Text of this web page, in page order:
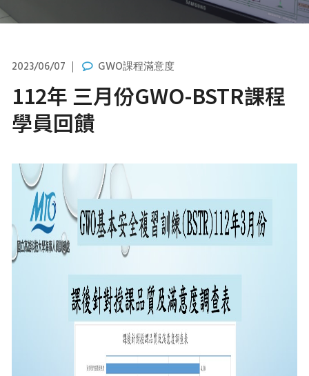
2023/06/07 GWO課程滿意度
112年 三月份GWO-BSTR課程
學員回饋